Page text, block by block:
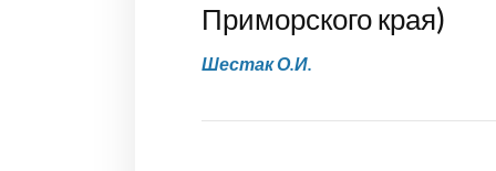
Приморского края)
Шестак О.И.